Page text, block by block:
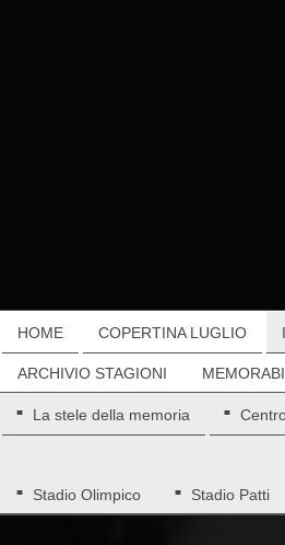
HOME COPERTINA LUGLIO
ARCHIVIO STAGIONI
La stele della memoria
Stadio Olimpico Stadio Patti